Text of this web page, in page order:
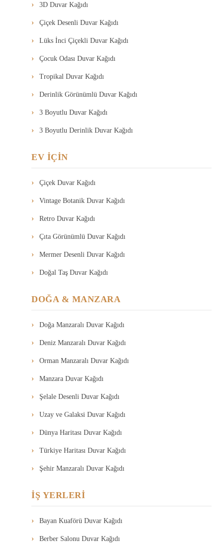
3D Duvar Kağıdı
Çiçek Desenli Duvar Kağıdı
Lüks İnci Çiçekli Duvar Kağıdı
Çocuk Odası Duvar Kağıdı
Tropikal Duvar Kağıdı
Derinlik Görünümlü Duvar Kağıdı
3 Boyutlu Duvar Kağıdı
3 Boyutlu Derinlik Duvar Kağıdı
EV İÇİN
Çiçek Duvar Kağıdı
Vintage Botanik Duvar Kağıdı
Retro Duvar Kağıdı
Çıta Görünümlü Duvar Kağıdı
Mermer Desenli Duvar Kağıdı
Doğal Taş Duvar Kağıdı
DOĞA & MANZARA
Doğa Manzaralı Duvar Kağıdı
Deniz Manzaralı Duvar Kağıdı
Orman Manzaralı Duvar Kağıdı
Manzara Duvar Kağıdı
Şelale Desenli Duvar Kağıdı
Uzay ve Galaksi Duvar Kağıdı
Dünya Haritası Duvar Kağıdı
Türkiye Haritası Duvar Kağıdı
Şehir Manzaralı Duvar Kağıdı
İŞ YERLERİ
Bayan Kuaförü Duvar Kağıdı
Berber Salonu Duvar Kağıdı